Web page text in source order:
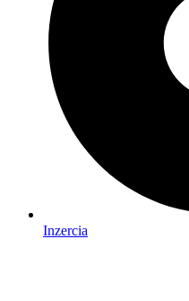
Inzercia